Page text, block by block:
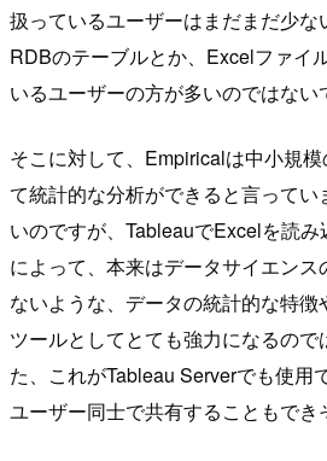
扱っているユーザーはまだまだ少
RDBのテーブルとか、Excelファイ
いるユーザーの方が多いのではない
そこに対して、Empiricalは中小規
て統計的な分析ができると言って
いのですが、TableauでExcelを読
によって、本来はデータサイエン
ないような、データの統計的な特
ツールとしてとても強力になるので
た、これがTableau Serverでも使用
ユーザー同士で共有することもでき